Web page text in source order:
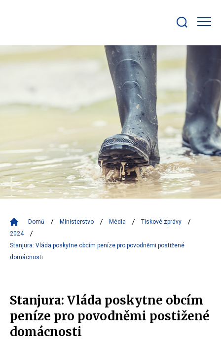
bar
Domů Ministerstvo Média
Tiskové zprávy
2024
Stanjura: Vláda poskytne obcím peníze pro povodněmi postižené
domácnosti
Stanjura: Vláda poskytne obcím
peníze pro povodněmi postižené
domácnosti